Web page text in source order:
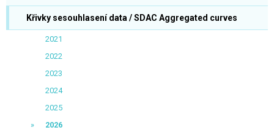
Křivky sesouhlasení data / SDAC Aggregated curves
2021
2022
2023
2024
2025
2026